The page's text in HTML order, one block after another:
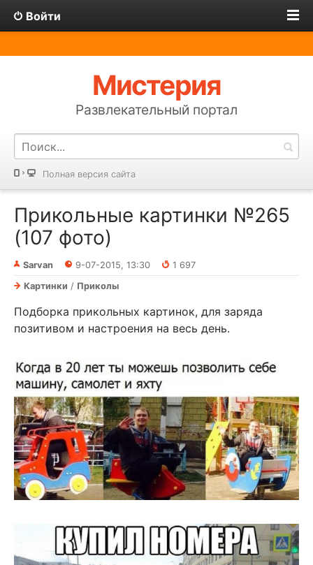
Войти
Мистерия
Развлекательный портал
Полная версия сайта
Прикольные картинки №265
(107 фото)
Sarvan 9-07-2015, 13:30
1 697
Картинки / Приколы
Подборка прикольных картинок, для заряда
позитивом и настроения на весь день.